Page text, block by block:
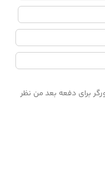
برای دفعه بعد من نظر